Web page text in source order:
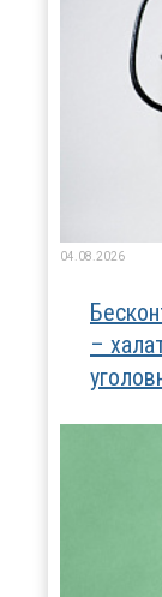
04.08.2026
–